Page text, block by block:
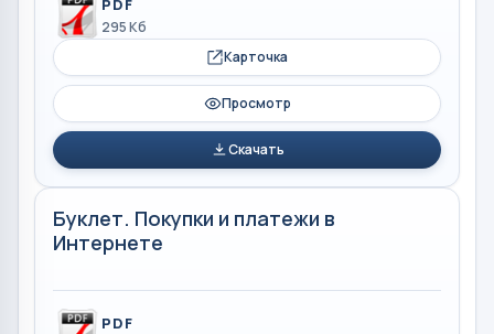
PDF
295 Кб
Карточка
Просмотр
Скачать
Буклет. Покупки и платежи в
Интернете
PDF